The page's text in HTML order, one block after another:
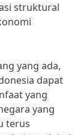
struktural
yang ada,
dapat
yang
yang
terus